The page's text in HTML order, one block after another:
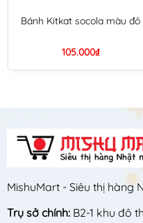
Bánh Kitkat socola màu đỏ
105.000₫
MishuMart - Siêu thị hàng
Trụ sở chính: B2-1 khu đô